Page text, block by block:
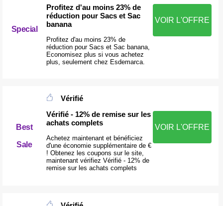
Special
Profitez d'au moins 23% de
réduction pour Sacs et Sac
banana
Profitez d'au moins 23% de
réduction pour Sacs et Sac banana,
Economisez plus si vous achetez
plus, seulement chez Esdemarca.
VOIR L'OFFRE
Best
Sale
Vérifié
Vérifié - 12% de remise sur les
achats complets
Achetez maintenant et bénéficiez
d'une économie supplémentaire de €
! Obtenez les coupons sur le site,
maintenant vérifiez Vérifié - 12% de
remise sur les achats complets
VOIR L'OFFRE